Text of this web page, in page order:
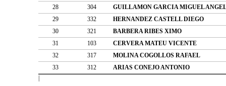
28
304
GUILLAMON GARCIA MIGUEL
29
332
HERNANDEZ CASTELL DIEGO
30
321
BARBERA RIBES XIMO
31
103
CERVERA MATEU VICENTE
32
317
MOLINA COGOLLOS RAFAEL
33
312
ARIAS CONEJO ANTONIO
|